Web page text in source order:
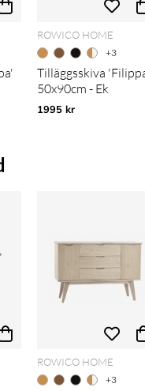
ROWICO HOME
+3
Tilläggsskiva
50x90cm - Ek
1995 kr
ROWICO HOME
+3